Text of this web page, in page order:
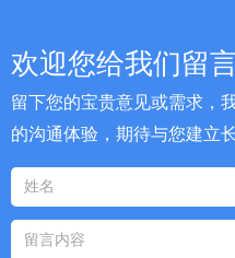
欢迎您给我们留
留下您的宝贵意见或需求，
的沟通体验，期待与您建立